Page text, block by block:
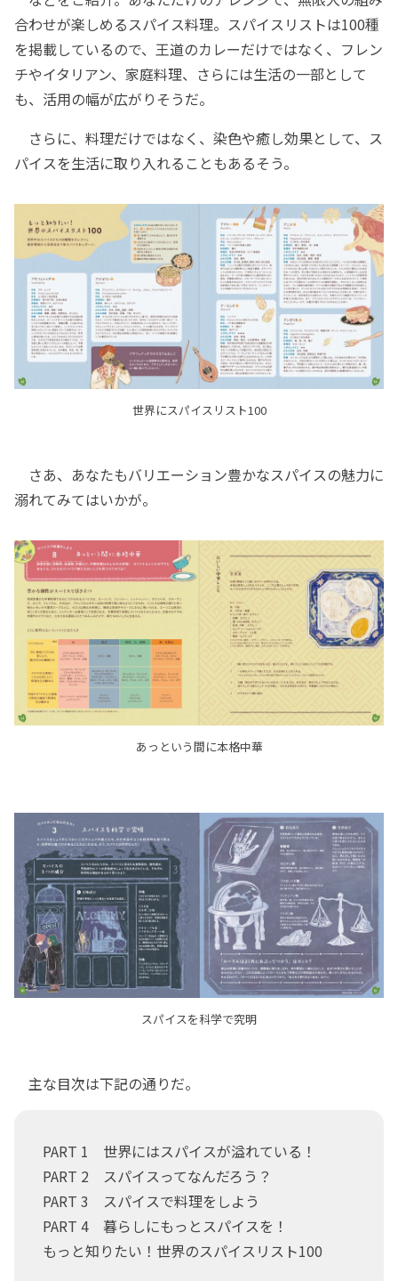
合わせが楽しめるスパイス料理。スパイスリストは100種
を掲載しているので、王道のカレーだけではなく、フレン
チやイタリアン、家庭料理、さらには生活の一部として
も、活用の幅が広がりそうだ。
さらに、料理だけではなく、染色や癒し効果として、ス
パイスを生活に取り入れることもあるそう。
世界にスパイスリスト100
さあ、あなたもバリエーション豊かなスパイスの魅力に
溺れてみてはいかが。
あっという間に本格中華
スパイスを科学で究明
主な目次は下記の通りだ。
PART 1 世界にはスパイスが溢れている！
PART 2 スパイスってなんだろう？
PART 3 スパイスで料理をしよう
PART 4 暮らしにもっとスパイスを！
もっと知りたい！世界のスパイスリスト100